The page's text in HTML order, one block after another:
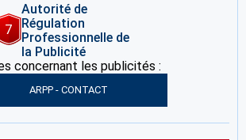
7
Autorité de
Régulation
Professionnelle de
la Publicité
concernant les publicités :
ARPP - CONTACT